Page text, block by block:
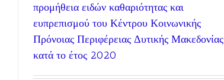
προμήθεια ειδών καθαριότητας και
ευπρεπισμού του Κέντρου Κοινωνικής
Πρόνοιας Περιφέρειας Δυτικής Μακεδονίας
κατά το έτος 2020